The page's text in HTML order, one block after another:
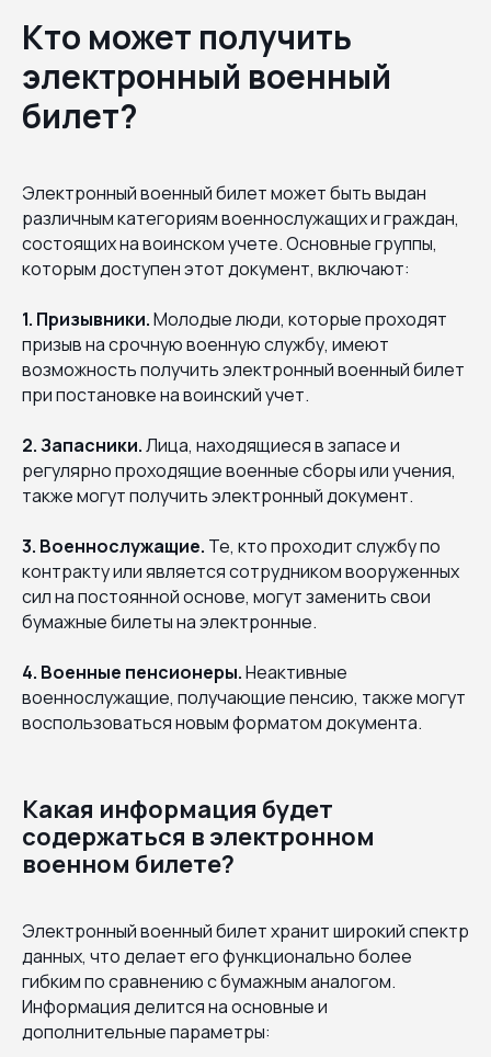
Кто может получить
электронный военный
билет?
Электронный военный билет может быть выдан
различным категориям военнослужащих и граждан,
состоящих на воинском учете. Основные группы,
которым доступен этот документ, включают:
1. Призывники.Молодые люди, которые проходят
призыв на срочную военную службу, имеют
возможность получить электронный военный билет
при постановке на воинский учет.
2. Запасники.Лица, находящиеся в запасе и
регулярно проходящие военные сборы или учения,
также могут получить электронный документ.
3. Военнослужащие. Те, кто проходит службу по
контракту или является сотрудником вооруженных
сил на постоянной основе, могут заменить свои
бумажные билеты на электронные.
4. Военные пенсионеры.Неактивные
военнослужащие, получающие пенсию, также могут
воспользоваться новым форматом документа.
Какая информация будет
содержаться в электронном
военном билете?
Электронный военный билет хранит широкий спектр
данных, что делает его функционально более
гибким по сравнению с бумажным аналогом.
Информация делится на основные и
дополнительные параметры: